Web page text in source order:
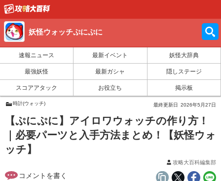
妖怪ウォッチぷにぷに
速報ニュース 最新イベント 妖怪大辞典
最強妖怪 最新ガシャ 隠しステージ
スコアアタック お役立ち 掲示板
時計(ウォッチ) 最終更新日 2026年5月27日
【ぷにぷに】アイロワウォッチの作り方！
｜必要パーツと入手方法まとめ！【妖怪ウォ
ッチ】
攻略大百科編集部